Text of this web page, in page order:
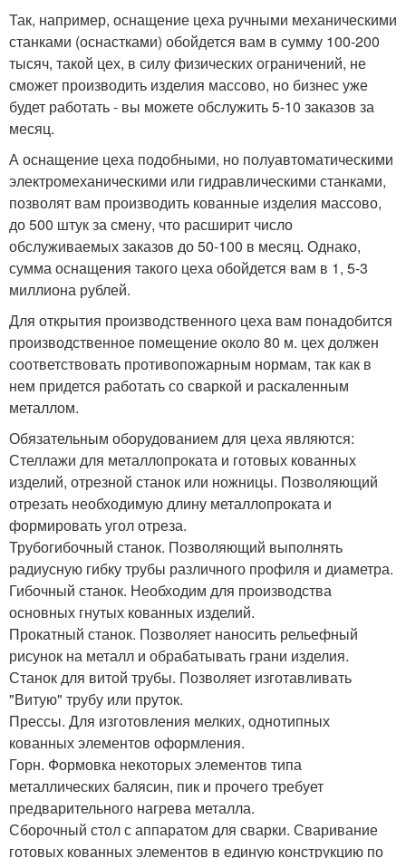
Так, например, оснащение цеха ручными механическими
станками (оснастками) обойдется вам в сумму 100-200
тысяч, такой цех, в силу физических ограничений, не
сможет производить изделия массово, но бизнес уже
будет работать - вы можете обслужить 5-10 заказов за
месяц.
А оснащение цеха подобными, но полуавтоматическими
электромеханическими или гидравлическими станками,
позволят вам производить кованные изделия массово,
до 500 штук за смену, что расширит число
обслуживаемых заказов до 50-100 в месяц. Однако,
сумма оснащения такого цеха обойдется вам в 1, 5-3
миллиона рублей.
Для открытия производственного цеха вам понадобится
производственное помещение около 80 м. цех должен
соответствовать противопожарным нормам, так как в
нем придется работать со сваркой и раскаленным
металлом.
Обязательным оборудованием для цеха являются:
Стеллажи для металлопроката и готовых кованных
изделий, отрезной станок или ножницы. Позволяющий
отрезать необходимую длину металлопроката и
формировать угол отреза.
Трубогибочный станок. Позволяющий выполнять
радиусную гибку трубы различного профиля и диаметра.
Гибочный станок. Необходим для производства
основных гнутых кованных изделий.
Прокатный станок. Позволяет наносить рельефный
рисунок на металл и обрабатывать грани изделия.
Станок для витой трубы. Позволяет изготавливать
"Витую" трубу или пруток.
Прессы. Для изготовления мелких, однотипных
кованных элементов оформления.
Горн. Формовка некоторых элементов типа
металлических балясин, пик и прочего требует
предварительного нагрева металла.
Сборочный стол с аппаратом для сварки. Сваривание
готовых кованных элементов в единую конструкцию по